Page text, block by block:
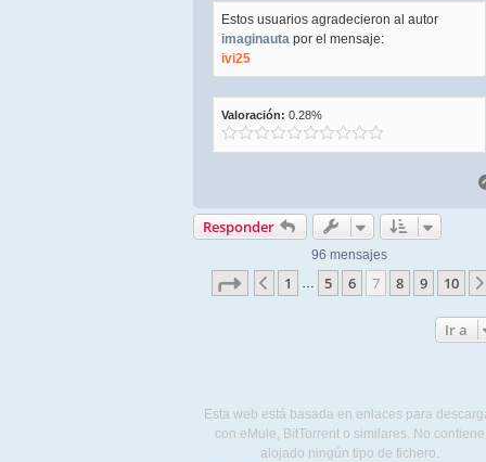
Estos usuarios agradecieron al autor
imaginauta por el mensaje:
ivi25
Valoración: 0.28%
Responder
96 mensajes
Página de 10
Anterior
1 … 5 6 7 8 9 10
Ir a
Esta web está basada en enlaces para
con eMule, BitTorrent o similares. No contiene
alojado ningún tipo de fichero.